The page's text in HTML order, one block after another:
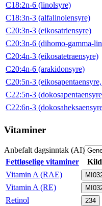
C18:2n-6 (linolsyre)
C18:3n-3 (alfalinolensyre)
C20:3n-3 (eikosatriensyre)
C20:3n-6 (dihomo-gamma-
C20:4n-3 (eikosatetraensyre)
C20:4n-6 (arakidonsyre)
C20:5n-3
C22:5n-3
C22:6n-3
Vitaminer
Anbefalt dagsinntak (AI)
Fettløselige vitaminer
Vitamin A (RAE)
Vitamin A (RE)
Retinol
234